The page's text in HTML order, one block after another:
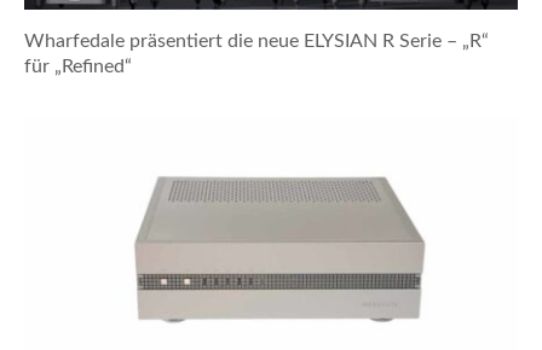
Wharfedale präsentiert die neue ELYSIAN R Serie – „R“
für „Refined“